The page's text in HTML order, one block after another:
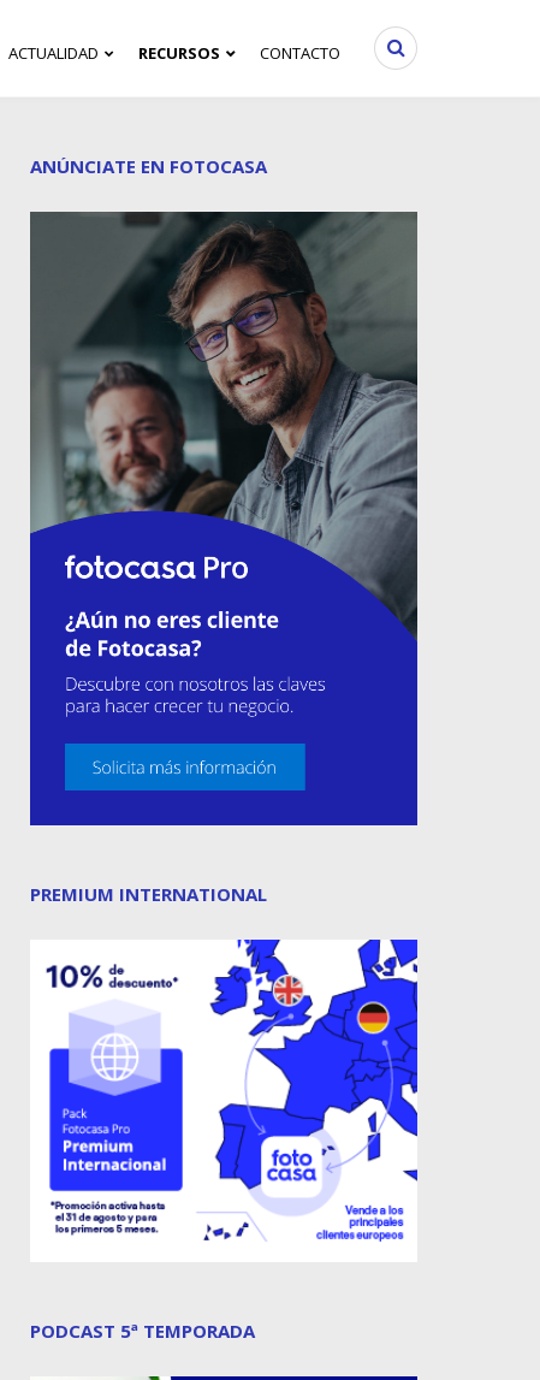
ACTUALIDAD RECURSOS CONTACTO
ANÚNCIATE EN FOTOCASA
PREMIUM INTERNATIONAL
PODCAST 5ª TEMPORADA